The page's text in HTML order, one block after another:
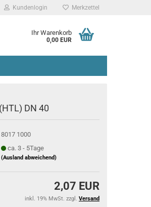
Kundenlogin Merkzettel
Ihr Warenkorb
0,00 EUR
DN 40
8017 1000
ca. 3 - 5Tage
(Ausland abweichend)
2,07 EUR
inkl. 19% MwSt. zzgl. Versand